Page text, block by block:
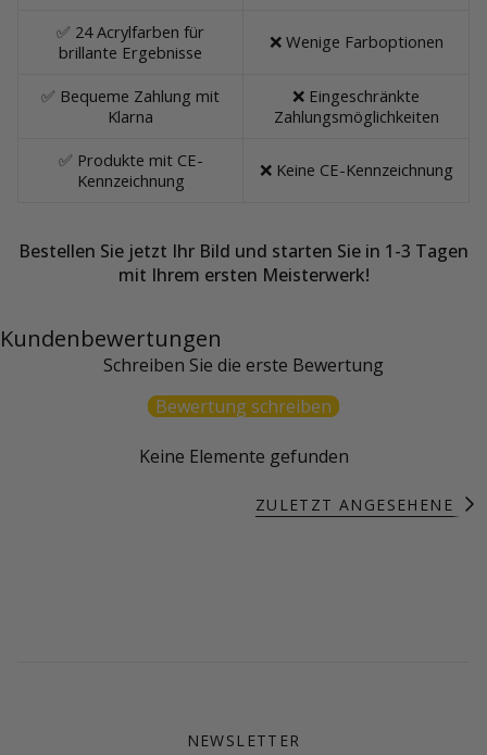
✅ 24 Acrylfarben für
brillante Ergebnisse
❌ Wenige Farboptionen
✅ Bequeme Zahlung mit
Klarna
❌ Eingeschränkte
Zahlungsmöglichkeiten
✅ Produkte mit CE-
Kennzeichnung
❌ Keine CE-Kennzeichnung
Bestellen Sie jetzt Ihr Bild und starten Sie in 1-3 Tagen
mit Ihrem ersten Meisterwerk!
Kundenbewertungen
Schreiben Sie die erste Bewertung
Bewertung schreiben
Keine Elemente gefunden
ZULETZT ANGESEHENE
NEWSLETTER